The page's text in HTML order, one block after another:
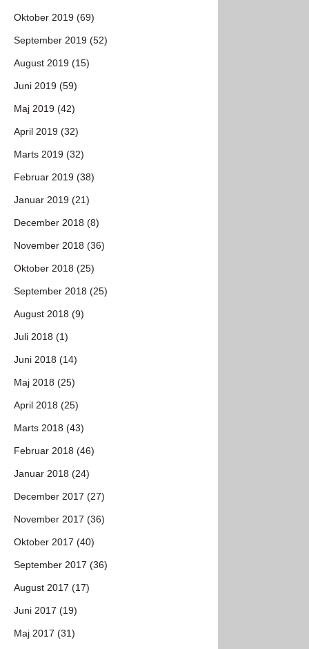
Oktober 2019 (69)
September 2019 (52)
August 2019 (15)
Juni 2019 (59)
Maj 2019 (42)
April 2019 (32)
Marts 2019 (32)
Februar 2019 (38)
Januar 2019 (21)
December 2018 (8)
November 2018 (36)
Oktober 2018 (25)
September 2018 (25)
August 2018 (9)
Juli 2018 (1)
Juni 2018 (14)
Maj 2018 (25)
April 2018 (25)
Marts 2018 (43)
Februar 2018 (46)
Januar 2018 (24)
December 2017 (27)
November 2017 (36)
Oktober 2017 (40)
September 2017 (36)
August 2017 (17)
Juni 2017 (19)
Maj 2017 (31)